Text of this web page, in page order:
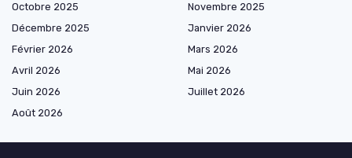
Octobre 2025
Novembre 2025
Décembre 2025
Janvier 2026
Février 2026
Mars 2026
Avril 2026
Mai 2026
Juin 2026
Juillet 2026
Août 2026